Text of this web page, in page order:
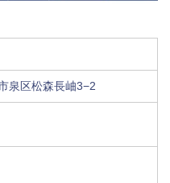
泉区松森長岫3−2